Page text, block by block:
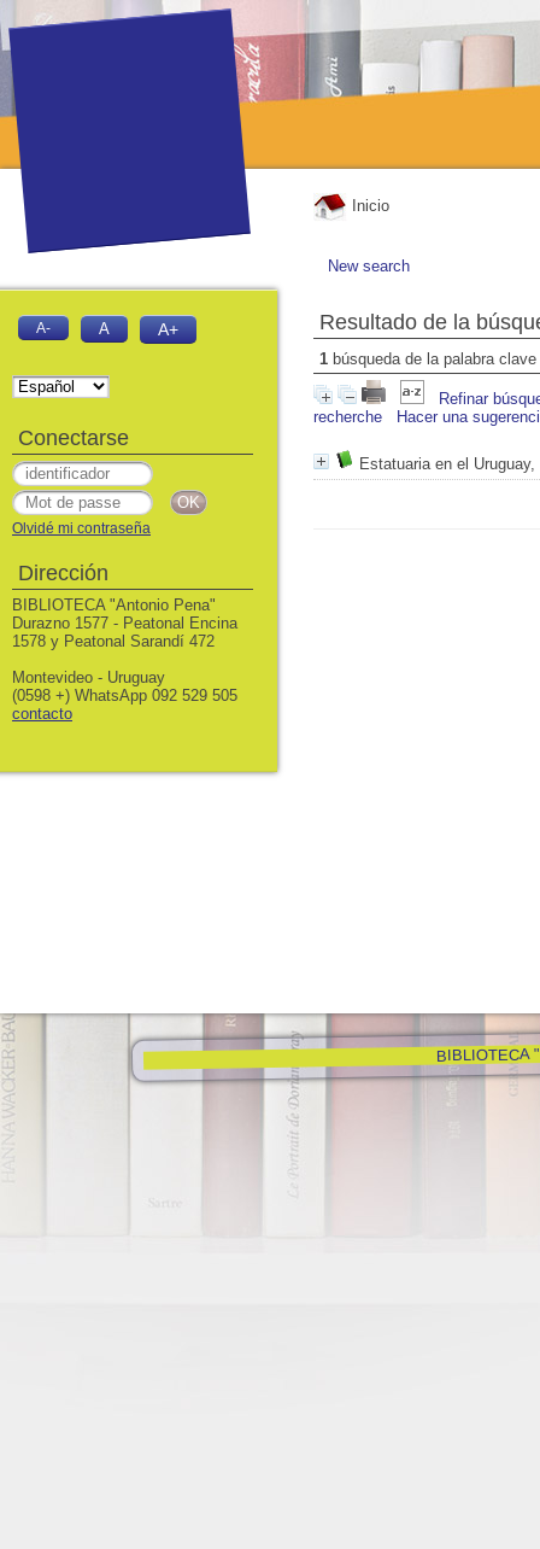
Inicio
New search
Resultado de la
1 búsqueda de la palabra clave
Refinar
recherche
Hacer una
Estatuaria en el
BIBLIOTECA
A- A A+
Conectarse
Olvidé mi contraseña
Dirección
BIBLIOTECA "Antonio Pena"
Durazno 1577 - Peatonal Encina
1578 y Peatonal Sarandí 472
Montevideo - Uruguay
(0598 +) WhatsApp 092 529 505
contacto